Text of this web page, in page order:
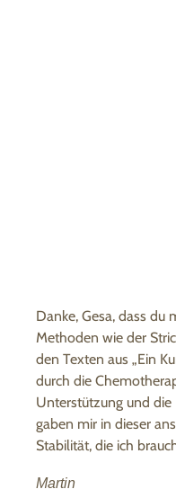
Danke, Gesa, dass
Methoden wie der
den Texten aus „Ein
durch die
Unterstützung und die
gaben mir in dieser
Stabilität, die ich
Martin